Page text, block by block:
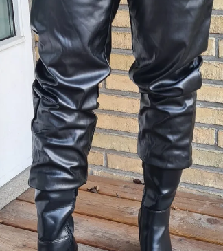
i produkt beskrivelse for mål.
TILFØJ TIL KURV
Add To
,Jeans,Nyheder